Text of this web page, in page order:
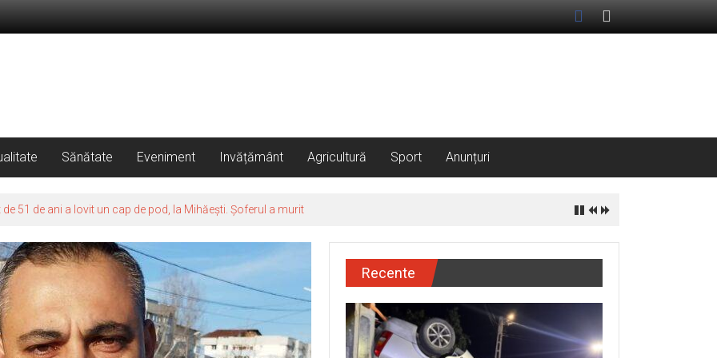
Sănătate Eveniment Invățământ Agricultură Sport Anunțuri
51 de ani a lovit un cap de pod, la Mihăești. Șoferul a murit
Recente